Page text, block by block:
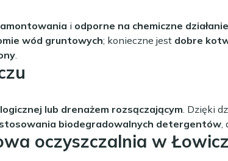
i odporne na chemiczne
wód gruntowych; konieczne jest dobre
lub drenażem rozsączającym . Dzięki
stosowania biodegradowalnych detergentów
oczyszczalnia w